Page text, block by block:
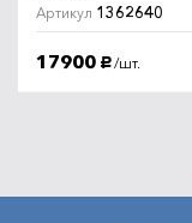
Артикул 1362640
17900 руб. /шт.